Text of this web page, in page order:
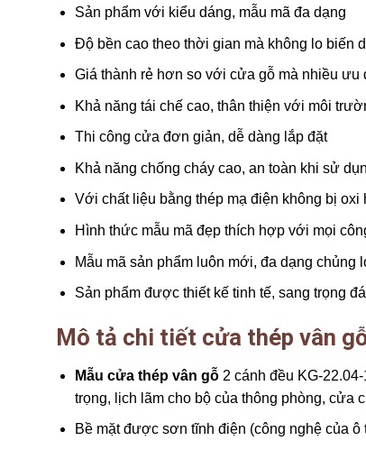
Sản phẩm với kiểu dáng, mẫu mã đa dạng
Độ bền cao theo thời gian mà không lo biến
Giá thành rẻ hơn so với cửa gỗ mà nhiều ưu
Khả năng tái chế cao, thân thiện với môi
Thi công cửa đơn giản, dễ dàng lắp đặt
Khả năng chống cháy cao, an toàn khi sử
Với chất liệu bằng thép mạ điện không bị oxi
Hình thức mẫu mã đẹp thích hợp với mọi
Mẫu mã sản phẩm luôn mới, đa dạng chủng
Sản phẩm được thiết kế tinh tế, sang trọng
Mô tả chi tiết cửa thép vân
Mẫu cửa thép vân gỗ2 cánh đều KG-
trọng, lịch lãm cho bộ của thông phòng, cửa
Bề mặt được sơn tĩnh điện (công nghệ của